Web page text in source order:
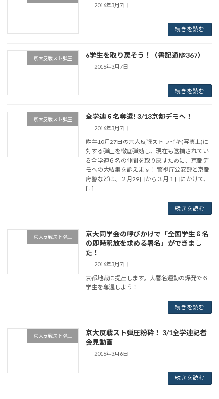
2016年3月7日
続きを読む
京大反戦スト弾圧 6学生を取り戻そう！〈書記通№367〉
2016年3月7日
続きを読む
京大反戦スト弾圧 全学連６名奪還! 3/13京都デモへ！
2016年3月7日
昨年10月27日の京大反戦ストライキ(写真上)に
対する弾圧を徹底弾劾し、現在も逮捕されてい
る全学連６名の仲間を取り戻すために、京都デ
モへの大結集を訴えます！ 警視庁公安部と京都
府警などは、２月29日から３月１日にかけて、
[…]
続きを読む
京大反戦スト弾圧
京大同学会の呼びかけで「全国学生６名
の即時釈放を求める署名」ができまし
た！
2016年3月7日
京都地裁に提出します。大署名運動の爆発で６
学生を奪還しよう！
続きを読む
京大反戦スト弾圧
京大反戦スト弾圧粉砕！ 3/1全学連記者
会見動画
2016年3月6日
続きを読む